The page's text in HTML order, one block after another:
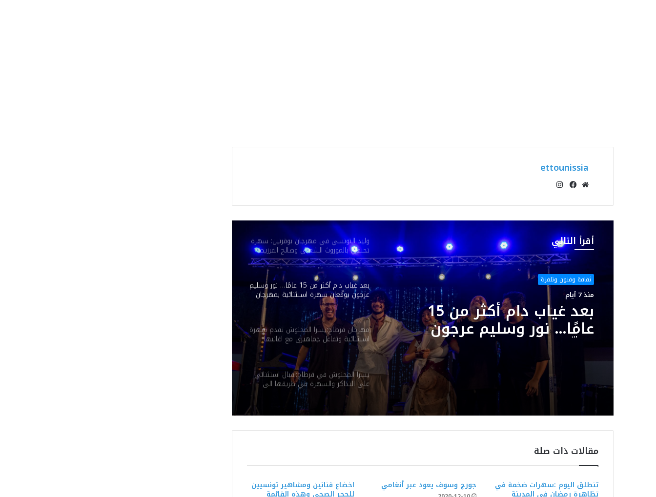
ettounissia
الويب
أقرأ التالي
ثقافة وفنون وتلفزة
منذ 7 أيام
بعد غياب دام أكثر من 15
عامًا… نور وسليم عرجون
يوقّعان سهرة استثنائية
بمهرجان بوڨرنين الدولي
الدولي: أكثر من 100 كمان وعوامرية علية
وليد التونسي في مهرجان بوقرنين: سهرة
تحتفي بالموروث الشعبي وصالح الفرزيط
في البال
بعد غياب دام أكثر من 15 عامًا… نور وسليم
عرجون يوقّعان سهرة استثنائية بمهرجان
بوڨرنين الدولي
مهرجان قرطاج:يسرا المحنوش تقدم سهرة
استثنائية وتفاعل جماهيري مع اغانيها
الخاصة
يسرا المحنوش في قرطاج:اقبال استثنائي
على التذاكر والسهرة في طريقها الى
“الصولد اوت”.
أمام شبابيك مغلقة: سهرة استثنائية لوائل
جسّار في افتتاح مهرجان بوقرنين الدولي.
في المهرجان الدولي للفنون الشعبية
آلاف متفرجا
مقالات ذات صلة
تنطلق اليوم :سهرات ضخمة في جورج وسوف يعود عبر أنغامي اخضاع فنانين ومشاهير تونسيين